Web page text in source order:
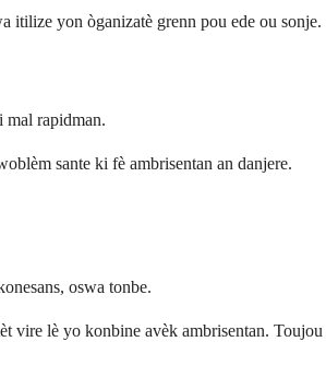
itilize yon òganizatè grenn pou ede ou sonje.
mal rapidman.
sante ki fè ambrisentan an danjere.
oswa tonbe.
vire lè yo konbine avèk ambrisentan. Toujou